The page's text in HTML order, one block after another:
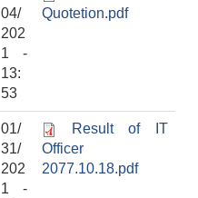
04/
202
1 -
13:
53
Quotetion.pdf
01/
31/
202
1 -
Result of IT
Officer
2077.10.18.pdf